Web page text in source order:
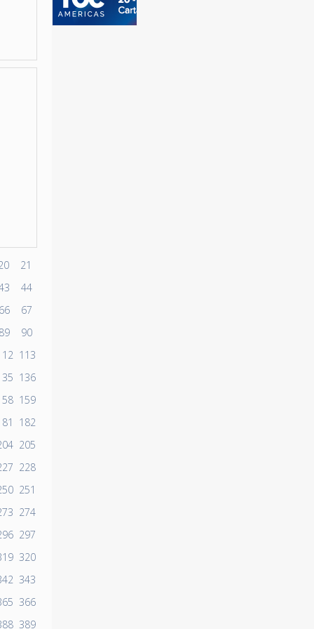
21
44
67
90
113
136
159
182
205
228
251
274
297
320
343
366
389